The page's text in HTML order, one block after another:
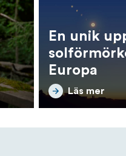
En unik
Europa
Läs mer